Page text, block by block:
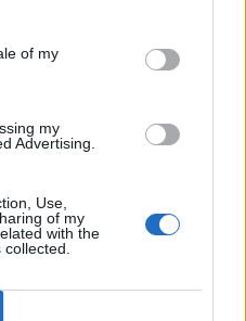
of my
my
Advertising.
Use,
of my
with the
στους
και
αλλά και στην
και ενδιαφέρον,